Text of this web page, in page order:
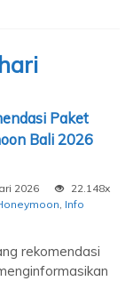
Paket
Bali 2026
2026
22.148x
, Info
rekomendasi